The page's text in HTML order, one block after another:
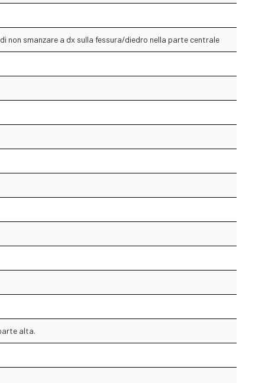
non smanzare a dx sulla fessura/diedro nella parte centrale
alta.